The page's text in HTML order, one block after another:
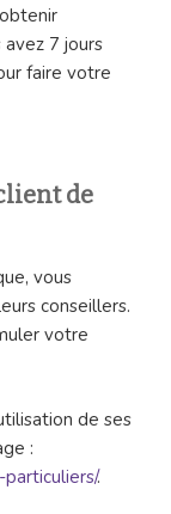
avez 7 jours
faire votre
de
vous
conseillers.
votre
de ses
:
.